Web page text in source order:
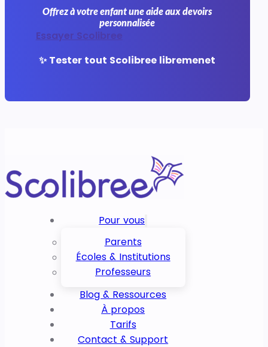
Offrez à votre enfant une aide aux devoirs
personnalisée
Essayer Scolibree
✨ Tester tout Scolibree libremenet
Pour vous
Parents
Écoles & Institutions
Professeurs
Blog & Ressources
À propos
Tarifs
Contact & Support